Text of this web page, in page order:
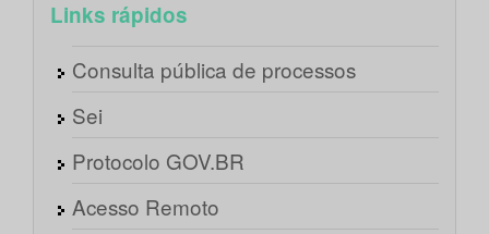
Links rápidos
Consulta pública de processos
Sei
Protocolo GOV.BR
Acesso Remoto